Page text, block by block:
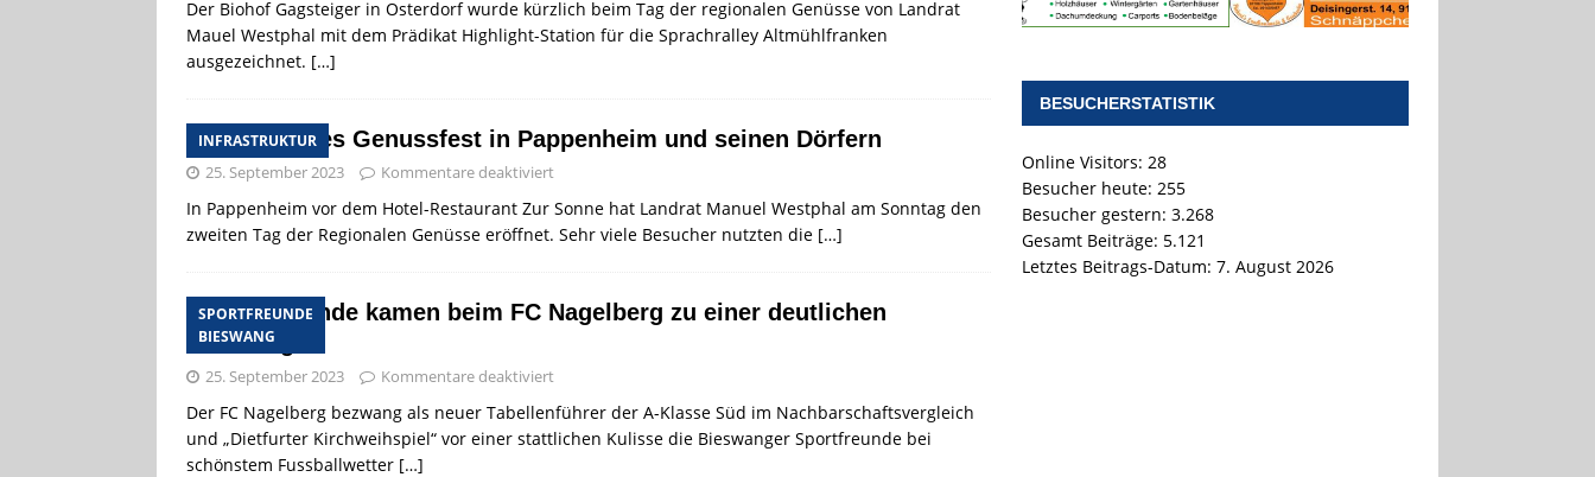
Der Biohof Gagsteiger in Osterdorf wurde kürzlich beim Tag der regionalen Genüsse von Landrat
Mauel Westphal mit dem Prädikat Highlight-Station für die Sprachralley Altmühlfranken
ausgezeichnet. […]
INFRASTRUKTUR
Großartiges Genussfest in Pappenheim und seinen Dörfern
25. September 2023 Kommentare deaktiviert
In Pappenheim vor dem Hotel-Restaurant Zur Sonne hat Landrat Manuel Westphal am Sonntag den
zweiten Tag der Regionalen Genüsse eröffnet. Sehr viele Besucher nutzten die […]
SPORTFREUNDE
BIESWANG
Sportfreunde kamen beim FC Nagelberg zu einer deutlichen
Niederlage
25. September 2023 Kommentare deaktiviert
Der FC Nagelberg bezwang als neuer Tabellenführer der A-Klasse Süd im Nachbarschaftsvergleich
und „Dietfurter Kirchweihspiel“ vor einer stattlichen Kulisse die Bieswanger Sportfreunde bei
schönstem Fussballwetter […]
BESUCHERSTATISTIK
Online Visitors: 28
Besucher heute: 255
Besucher gestern: 3.268
Gesamt Beiträge: 5.121
Letztes Beitrags-Datum: 7. August 2026